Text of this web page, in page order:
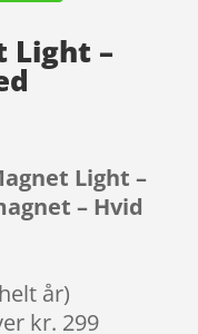
Light –
Light –
– Hvid
år)
kr. 299